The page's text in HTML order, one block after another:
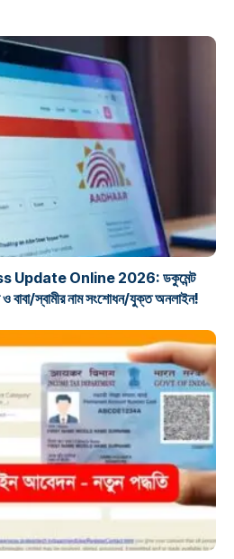
Online 2026: ডকুমেন্ট
ও বাবা/স্বামীর নাম সংশোধন/যুক্ত অনলাইন!